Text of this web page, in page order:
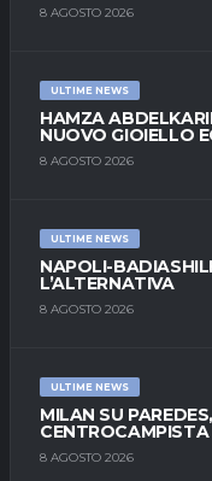
8 AGOSTO 2026
ULTIME NEWS
HAMZA
NUOVO GIOIELLO
8 AGOSTO 2026
ULTIME NEWS
NAPOLI-
L’ALTERNATIVA
8 AGOSTO 2026
ULTIME NEWS
MILAN SU
8 AGOSTO 2026